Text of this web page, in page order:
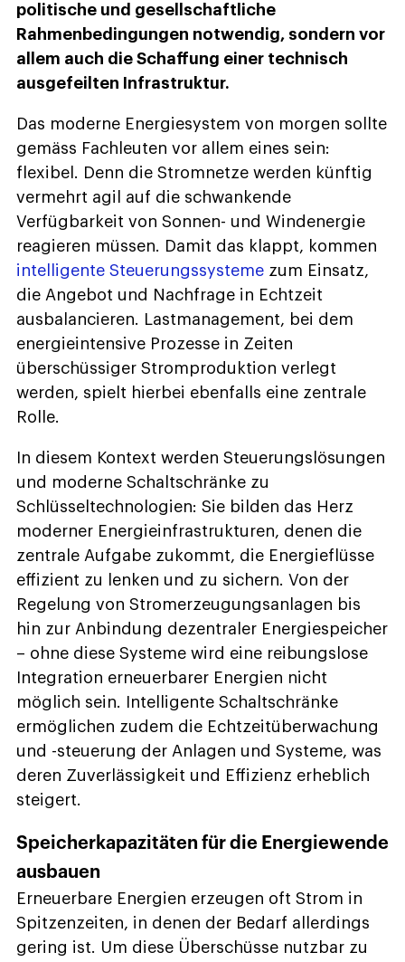
politische und gesellschaftliche
Rahmenbedingungen notwendig, sondern vor
allem auch die Schaffung einer technisch
ausgefeilten Infrastruktur.
Das moderne Energiesystem von morgen sollte
gemäss Fachleuten vor allem eines sein:
flexibel. Denn die Stromnetze werden künftig
vermehrt agil auf die schwankende
Verfügbarkeit von Sonnen- und Windenergie
reagieren müssen. Damit das klappt, kommen
intelligente Steuerungssysteme zum Einsatz,
die Angebot und Nachfrage in Echtzeit
ausbalancieren. Lastmanagement, bei dem
energieintensive Prozesse in Zeiten
überschüssiger Stromproduktion verlegt
werden, spielt hierbei ebenfalls eine zentrale
Rolle.
In diesem Kontext werden Steuerungslösungen
und moderne Schaltschränke zu
Schlüsseltechnologien: Sie bilden das Herz
moderner Energieinfrastrukturen, denen die
zentrale Aufgabe zukommt, die Energieflüsse
effizient zu lenken und zu sichern. Von der
Regelung von Stromerzeugungsanlagen bis
hin zur Anbindung dezentraler Energiespeicher
– ohne diese Systeme wird eine reibungslose
Integration erneuerbarer Energien nicht
möglich sein. Intelligente Schaltschränke
ermöglichen zudem die Echtzeitüberwachung
und -steuerung der Anlagen und Systeme, was
deren Zuverlässigkeit und Effizienz erheblich
steigert.
Speicherkapazitäten für die Energiewende
ausbauen
Erneuerbare Energien erzeugen oft Strom in
Spitzenzeiten, in denen der Bedarf allerdings
gering ist. Um diese Überschüsse nutzbar zu